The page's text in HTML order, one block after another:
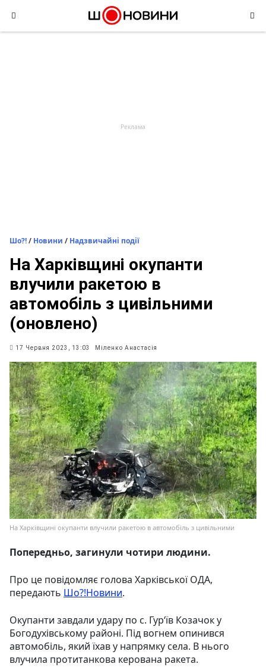
content
Шо?!/ Новини / Надзвичайні події
На Харківщині окупанти
влучили ракетою в
автомобіль з цивільними
(оновлено)
17 Червня 2023, 13:03 Міленко Анастасія
На Харківщині окупанти влучили ракетою в автомобіль з цивільними
Попередньо, загинули чотири людини.
Про це повідомляє голова Харківської ОДА,
передають Шо?!Новини.
Окупанти завдали удару по с. Гур‘їв Козачок у
Богодухівському районі. Під вогнем опинився
автомобіль, який їхав у напрямку села. В нього
влучила протитанкова керована ракета.